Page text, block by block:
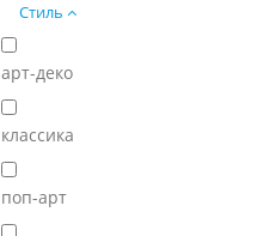
Стиль
арт-деко
классика
поп-арт